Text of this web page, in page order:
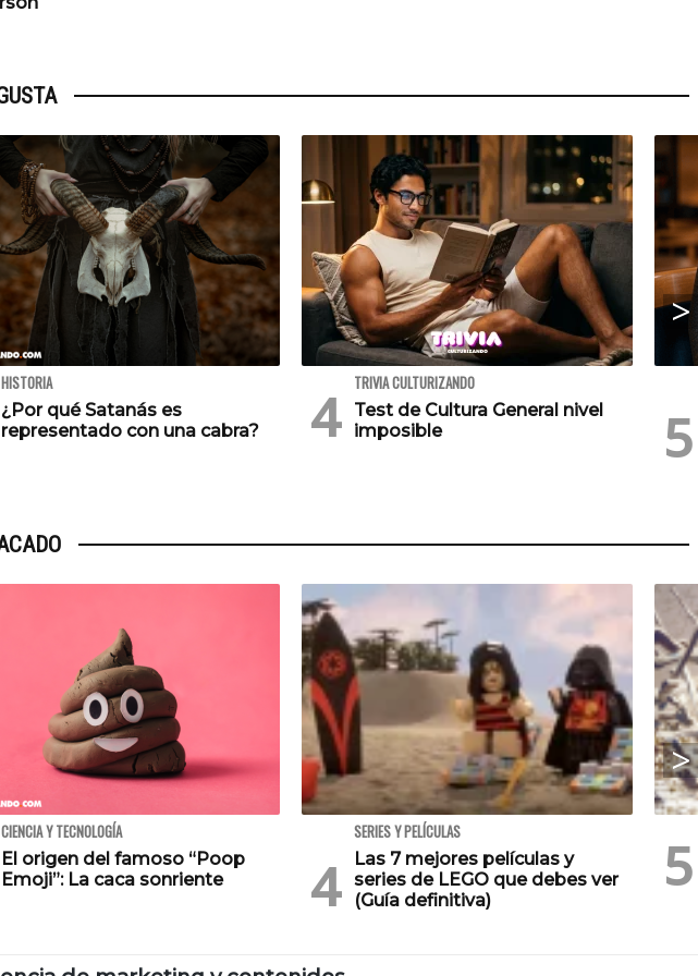
HISTORIA
¿Por qué Satanás es
representado con una cabra?
TRIVIA CULTURIZANDO
Test de Cultura General nivel
imposible
CIENCIA Y TECNOLOGÍA
El origen del famoso “Poop
Emoji”: La caca sonriente
SERIES Y PELÍCULAS
Las 7 mejores películas y
series de LEGO que debes ver
(Guía definitiva)